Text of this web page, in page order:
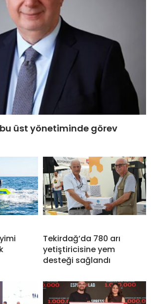
üst yönetiminde görev
Tekirdağ’da 780 arı
yetiştiricisine yem
desteği sağlandı